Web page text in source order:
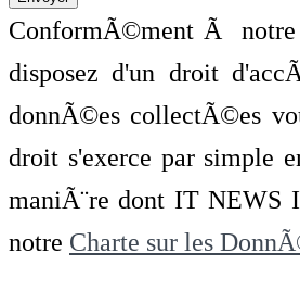
ConformÃ©ment Ã notre
disposez d'un droit
donnÃ©es collectÃ©es
droit s'exerce par
maniÃ¨re dont IT NEWS
notre Charte sur les